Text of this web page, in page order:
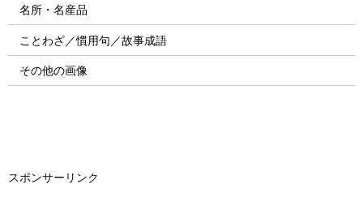
名所・名産品
ことわざ／慣用句／故事成語
その他の画像
スポンサーリンク